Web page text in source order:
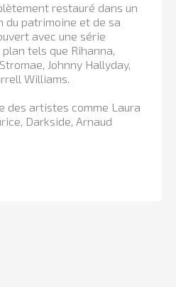
restauré dans un
du patrimoine et de sa
avec une série
tels que Rihanna,
Johnny Hallyday,
Williams.
des artistes comme Laura
Darkside, Arnaud